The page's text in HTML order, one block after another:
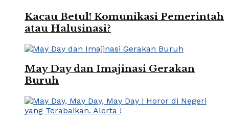
Kacau Betul! Komunikasi Pemerintah
atau Halusinasi?
May Day dan Imajinasi Gerakan
Buruh